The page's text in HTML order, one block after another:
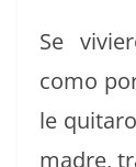
Se
como
le
madre,